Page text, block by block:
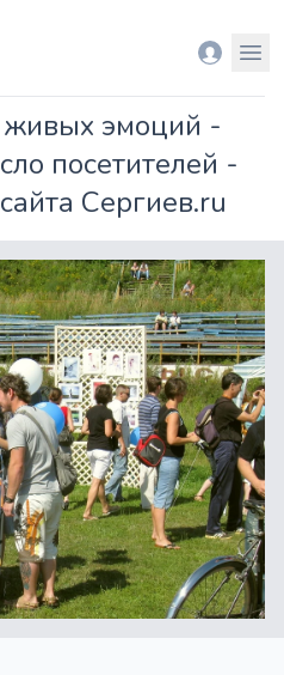
Вход
живых эмоций -
посетителей -
Сергиев.ru